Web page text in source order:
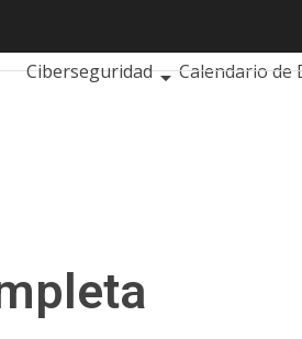
Ciberseguridad
Calendario de